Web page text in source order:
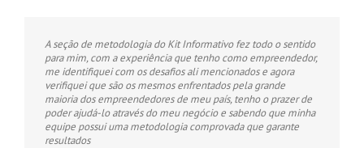
A seção de metodologia do Kit Informativo fez todo o sentido
para mim, com a experiência que tenho como empreendedor,
me identifiquei com os desafios ali mencionados e agora
verifiquei que são os mesmos enfrentados pela grande
maioria dos empreendedores de meu país, tenho o prazer de
poder ajudá-lo através do meu negócio e sabendo que minha
equipe possui uma metodologia comprovada que garante
resultados